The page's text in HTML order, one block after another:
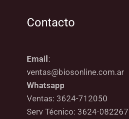
Contacto
Email :
ventas@biosonline.com.ar
Whatsapp
Ventas: 3624-712050
Serv Técnico: 3624-082267